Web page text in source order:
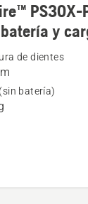
PS30X-
y
de dientes
batería)